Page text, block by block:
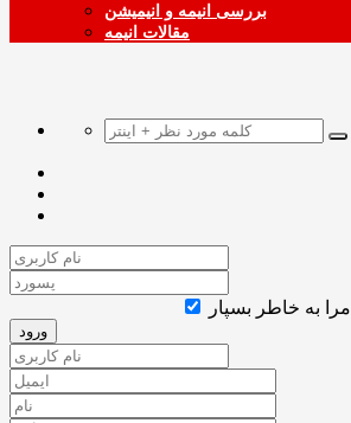
بررسی انیمه و انیمیشن
مقالات انیمه
مرا به خاطر بسپار